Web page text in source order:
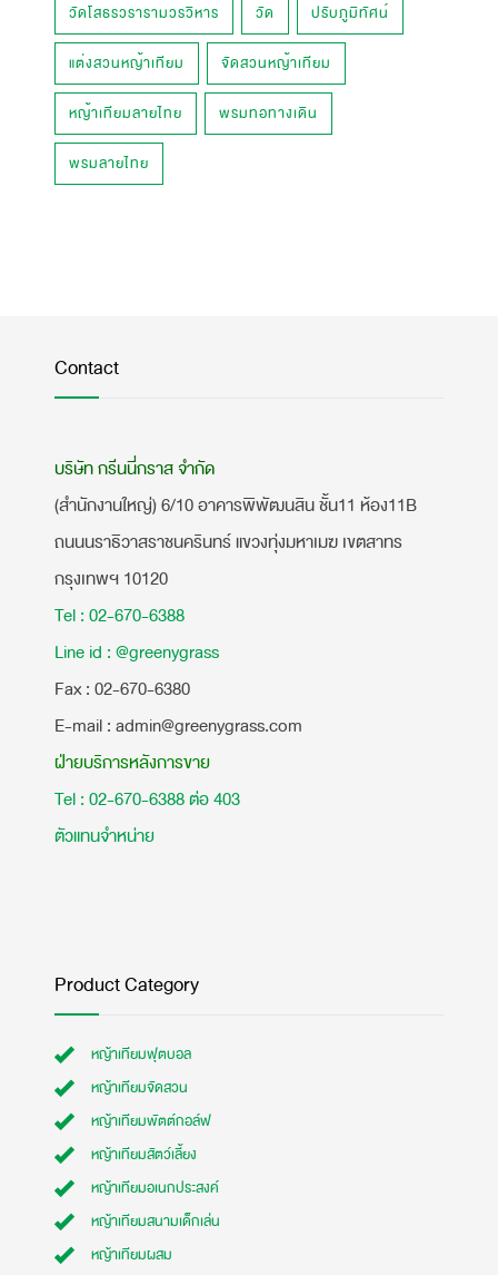
วัดโสธรวรารามวรวิหาร วัด ปรับภูมิทัศน์
แต่งสวนหญ้าเทียม จัดสวนหญ้าเทียม
หญ้าเทียมลายไทย พรมทอทางเดิน
พรมลายไทย
Contact
บริษัท กรีนนี่กราส จำกัด
(สำนักงานใหญ่) 6/10 อาคารพิพัฒนสิน ชั้น11 ห้อง11B
ถนนนราธิวาสราชนครินทร์ แขวงทุ่งมหาเมฆ เขตสาทร
กรุงเทพฯ 10120
Tel : 02-670-6388
Line id : @greenygrass
​Fax : 02-670-6380
E-mail : admin@greenygrass.com
ฝ่ายบริการหลังการขาย
Tel : 02-670-6388 ต่อ 403
ตัวแทนจำหน่าย
Product Category
หญ้าเทียมฟุตบอล
หญ้าเทียมจัดสวน
หญ้าเทียมพัตต์กอล์ฟ
หญ้าเทียมสัตว์เลี้ยง
หญ้าเทียมอเนกประสงค์
หญ้าเทียมสนามเด็กเล่น
หญ้าเทียมผสม